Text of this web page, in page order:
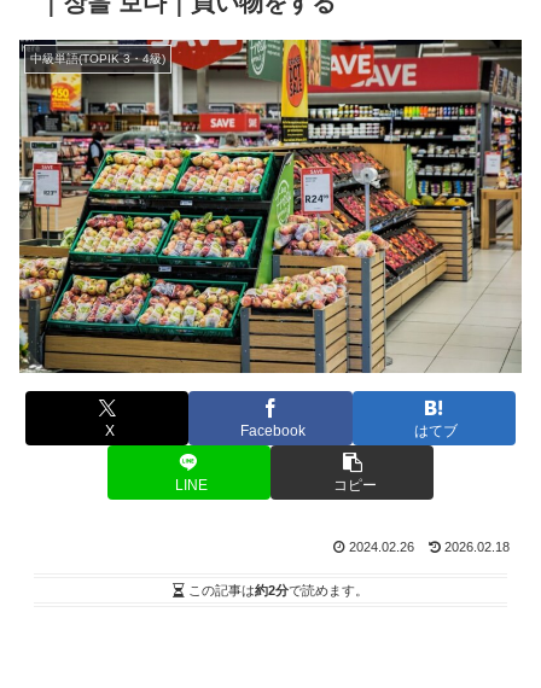
中級単語(TOPIK 3・4級)
X Facebook はてブ
LINE コピー
2024.02.26 2026.02.18
この記事は約2分で読めます。